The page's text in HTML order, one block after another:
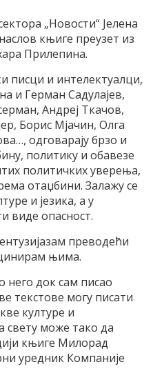
„Новости“ Јелена
књиге преузет из
Прилепина.
писци и интелектуалци,
и Герман Садулајев,
Андреј Ткачов,
Борис Мјачин, Олга
одговарају брзо и
политику и обавезе
политичких уверења,
отаџбини. Залажу се
и језика, а у
виде опасност.
преводећи
њима.
него док сам писао
текстове могу писати
културе и
свету може тако да
књиге Милорад
уредник Компаније